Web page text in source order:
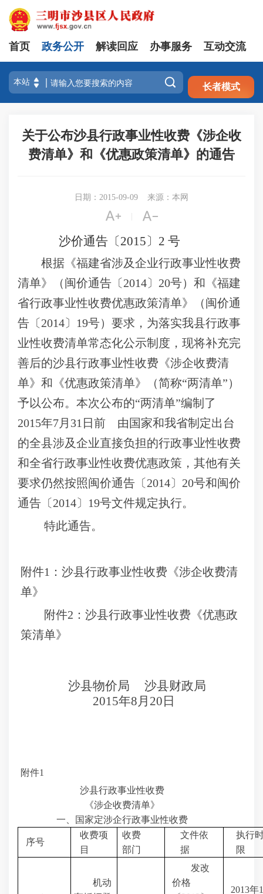
注册 登录
首页 政务公开 解读回应 办事服务 互动交流
 长者模式
关于公布沙县行政事业性收费《涉企收
费清单》和《优惠政策清单》的通告
日期：2015-09-09 来源：本网
 
沙价通告 〔2015〕 2 号
根据《福建省涉及企业行政事业性收费
清单》（闽价通告〔 2014〕 20号）和《福建
省行政事业性收费优惠政策清单》（闽价通
告〔 2014〕 19号）要求，为落实我县行政事
业性收费清单常态化公示制度，现将补充完
善后的沙县行政事业性收费《涉企收费清
单》和《优惠政策清单》（简称“两清单”）
予以公布。本次公布的“两清单”编制了
2015年7月 31 日前 由国家和我省制定出台
的全县涉及企业直接负担的行政事业性收费
和全省行政事业性收费优惠政策，其他有关
要求仍然按照闽价通告〔 2014〕 20号和闽价
通告〔 2014〕 19号文件规定执行。
特此通告。
附件1 ：沙县行政事业性收费《涉企收费清
单》
附件2 ：沙县行政事业性收费《优惠政
策清单》
沙县物价局
沙县财政局
2015年8月 20 日
附件1
沙县行政事业性收费
《涉企收费清单》
一、国家定涉企行政事业性收费
序号
收费项
目
收费
部门
文件依
据
执行
限
机动
发改
价格
2013年